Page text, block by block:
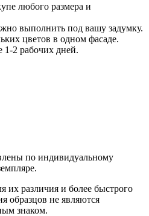
любого размера и
выполнить под вашу задумку.
цветов в одном фасаде.
1-2 рабочих дней.
по индивидуальному
их различия и более быстрого
образцов не являются
знаком.